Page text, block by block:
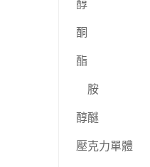
醇
酮
酯
胺
醇醚
壓克力單體